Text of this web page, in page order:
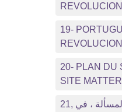
REVOLUCION
19-
REVOLUCION
20- PLAN DU
SITE
21, مواد والثورة : من هذه المسألة ، في